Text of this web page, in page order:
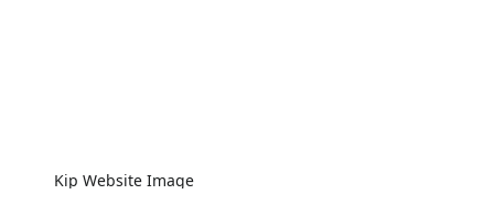
Kip Website Image